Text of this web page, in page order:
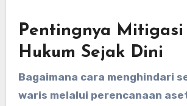
Pentingnya Mitigasi
Hukum Sejak Dini
Bagaimana cara menghindari
waris melalui perencanaan